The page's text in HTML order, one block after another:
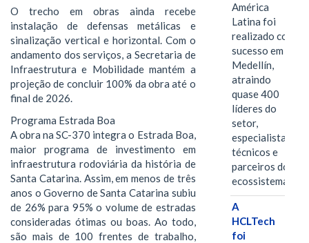
O trecho em obras ainda recebe
instalação de defensas metálicas e
sinalização vertical e horizontal. Com o
andamento dos serviços, a Secretaria de
Infraestrutura e Mobilidade mantém a
projeção de concluir 100% da obra até o
final de 2026.
Programa Estrada Boa
A obra na SC-370 integra o Estrada Boa,
maior programa de investimento em
infraestrutura rodoviária da história de
Santa Catarina. Assim, em menos de três
anos o Governo de Santa Catarina subiu
de 26% para 95% o volume de estradas
consideradas ótimas ou boas. Ao todo,
são mais de 100 frentes de trabalho,
América
Latina foi
realizado com
sucesso em
Medellín,
atraindo
quase 400
líderes do
setor,
especialistas
técnicos e
parceiros do
ecossistema.…
A
HCLTech
foi